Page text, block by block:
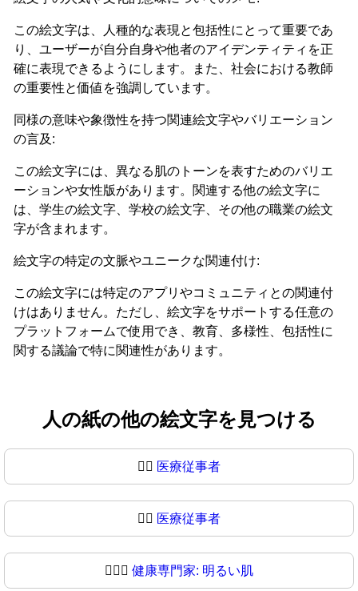
この絵文字は、人種的な表現と包括性にとって重要であ
り、ユーザーが自分自身や他者のアイデンティティを正
確に表現できるようにします。また、社会における教師
の重要性と価値を強調しています。
同様の意味や象徴性を持つ関連絵文字やバリエーション
の言及:
この絵文字には、異なる肌のトーンを表すためのバリエ
ーションや女性版があります。関連する他の絵文字に
は、学生の絵文字、学校の絵文字、その他の職業の絵文
字が含まれます。
絵文字の特定の文脈やユニークな関連付け:
この絵文字には特定のアプリやコミュニティとの関連付
けはありません。ただし、絵文字をサポートする任意の
プラットフォームで使用でき、教育、多様性、包括性に
関する議論で特に関連性があります。
人の紙の他の絵文字を見つける
🧑‍⚕️ 医療従事者
🧑‍⚕ 医療従事者
🧑🏻‍⚕️ 健康専門家: 明るい肌